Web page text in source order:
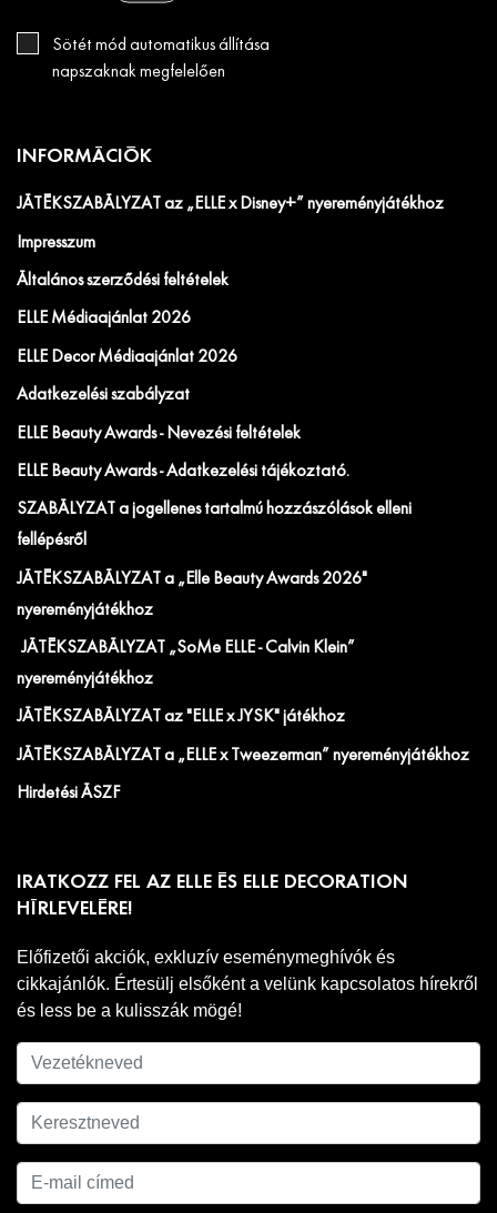
Sötét mód automatikus állítása
napszaknak megfelelően
INFORMÁCIÓK
JÁTÉKSZABÁLYZAT az „ELLE x Disney+” nyereményjátékhoz
Impresszum
Általános szerződési feltételek
ELLE Médiaajánlat 2026
ELLE Decor Médiaajánlat 2026
Adatkezelési szabályzat
ELLE Beauty Awards - Nevezési feltételek
ELLE Beauty Awards - Adatkezelési tájékoztató.
SZABÁLYZAT a jogellenes tartalmú hozzászólások elleni
fellépésről
JÁTÉKSZABÁLYZAT a „Elle Beauty Awards 2026"
nyereményjátékhoz
JÁTÉKSZABÁLYZAT „SoMe ELLE - Calvin Klein”
nyereményjátékhoz
JÁTÉKSZABÁLYZAT az "ELLE x JYSK" játékhoz
JÁTÉKSZABÁLYZAT a „ELLE x Tweezerman” nyereményjátékhoz
Hirdetési ÁSZF
IRATKOZZ FEL AZ ELLE ÉS ELLE DECORATION
HÍRLEVELÉRE!
Előfizetői akciók, exkluzív eseménymeghívók és
cikkajánlók. Értesülj elsőként a velünk kapcsolatos hírekről
és less be a kulisszák mögé!